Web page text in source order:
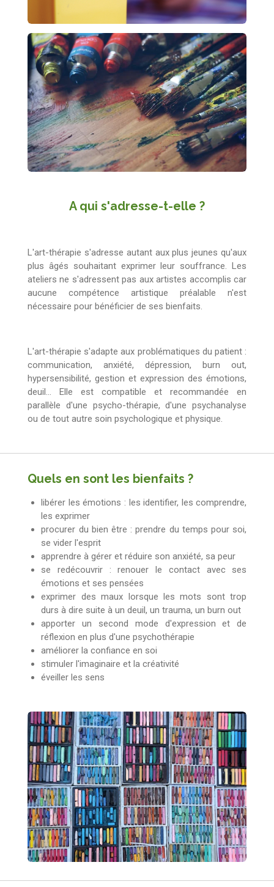
A qui s'adresse-t-elle ?
L'art-thérapie s'adresse autant aux plus jeunes qu'aux
plus âgés souhaitant exprimer leur souffrance. Les
ateliers ne s'adressent pas aux artistes accomplis car
aucune compétence artistique préalable n'est
nécessaire pour bénéficier de ses bienfaits.
L'art-thérapie s'adapte aux problématiques du patient :
communication, anxiété, dépression, burn out,
hypersensibilité, gestion et expression des émotions,
deuil... Elle est compatible et recommandée en
parallèle d'une psycho-thérapie, d'une psychanalyse
ou de tout autre soin psychologique et physique.
Quels en sont les bienfaits ?
libérer les émotions : les identifier, les comprendre,
les exprimer
procurer du bien être : prendre du temps pour soi,
se vider l'esprit
apprendre à gérer et réduire son anxiété, sa peur
se redécouvrir : renouer le contact avec ses
émotions et ses pensées
exprimer des maux lorsque les mots sont trop
durs à dire suite à un deuil, un trauma, un burn out
apporter un second mode d'expression et de
réflexion en plus d'une psychothérapie
améliorer la confiance en soi
stimuler l'imaginaire et la créativité
éveiller les sens